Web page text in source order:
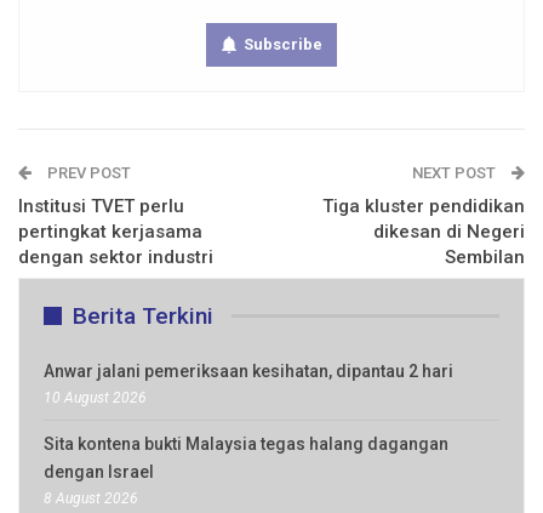
Subscribe
PREV POST
Institusi TVET perlu
pertingkat kerjasama
dengan sektor industri
NEXT POST
Tiga kluster pendidikan
dikesan di Negeri
Sembilan
Berita Terkini
Anwar jalani pemeriksaan kesihatan, dipantau 2 hari
10 August 2026
Sita kontena bukti Malaysia tegas halang dagangan
dengan Israel
8 August 2026